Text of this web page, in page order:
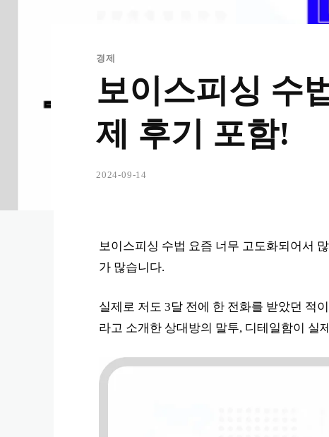
경제
보이스피싱 수
제 후기 포함!
2024-09-14
보이스피싱 수법 요즘 너무 고도화되어서
가 많습니다.
실제로 저도 3달 전에 한 전화를 받았던 적
라고 소개한 상대방의 말투, 디테일함이 실